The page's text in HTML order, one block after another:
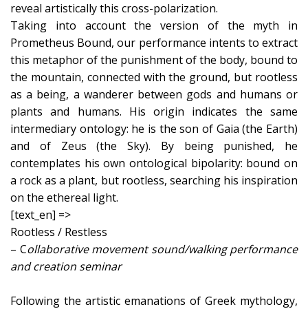
reveal artistically this cross-polarization.
Taking into account the version of the myth in
Prometheus Bound, our performance intents to extract
this metaphor of the punishment of the body, bound to
the mountain, connected with the ground, but rootless
as a being, a wanderer between gods and humans or
plants and humans. His origin indicates the same
intermediary ontology: he is the son of Gaia (the Earth)
and of Zeus (the Sky). By being punished, he
contemplates his own ontological bipolarity: bound on
a rock as a plant, but rootless, searching his inspiration
on the ethereal light.
[text_en] =>
Rootless / Restless
– Collaborative movement sound/walking performance
and creation seminar
Following the artistic emanations of Greek mythology,